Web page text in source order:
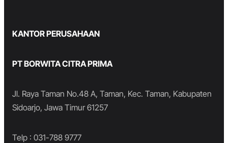
KANTOR PERUSAHAAN
PT BORWITA CITRA PRIMA
Jl. Raya Taman No.48 A, Taman, Kec. Taman, Kabupaten
Sidoarjo, Jawa Timur 61257
Telp : 031-788 9777